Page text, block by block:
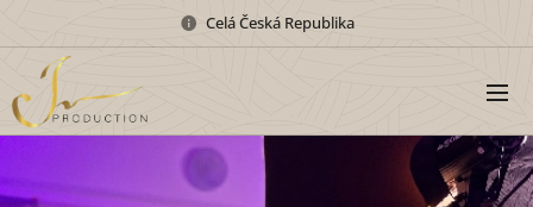
Celá Česká Republika